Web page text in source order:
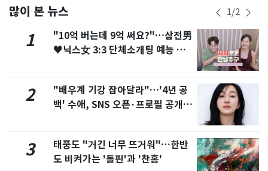
많이 본 뉴스 1/2
1
"10억 버는데 9억 써요?"…삼전男
♥닉스女 3:3 단체소개팅 예능 화
2
"배우계 기강 잡아달라"…'4년 공
백' 수애, SNS 오픈·프로필 공개
3
태풍도 "거긴 너무 뜨거워"…한반
도 비켜가는 '돌핀'과 '찬홈'